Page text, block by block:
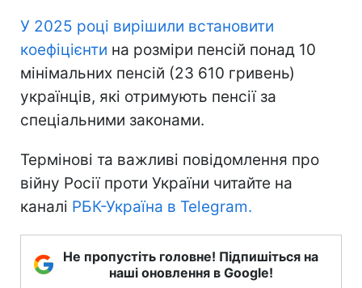
У 2025 році вирішили встановити
коефіцієнти на розміри пенсій понад 10
мінімальних пенсій (23 610 гривень)
українців, які отримують пенсії за
спеціальними законами.
Термінові та важливі повідомлення про
війну Росії проти України читайте на
каналі РБК-Україна в Telegram.
Не пропустіть головне! Підпишіться на
наші оновлення в Google!